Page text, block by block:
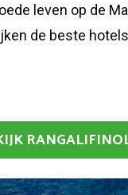
leven op de
de beste hotels